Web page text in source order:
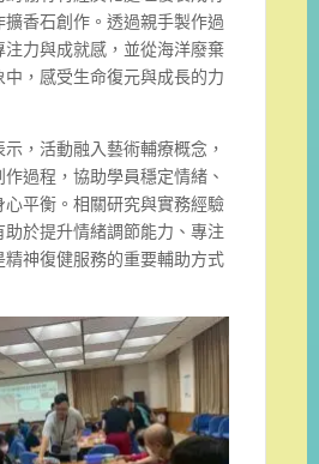
擴香石創作。透過親手製作過
力與成就感，並從海洋廢棄
，感受生命復元與成長的力
，活動融入藝術輔療概念，
過程，協助學員穩定情緒、
平衡。相關研究與實務經驗
於提升情緒調節能力、專注
精神復健服務的重要輔助方式